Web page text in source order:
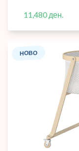
11,480 ден.
НОВО